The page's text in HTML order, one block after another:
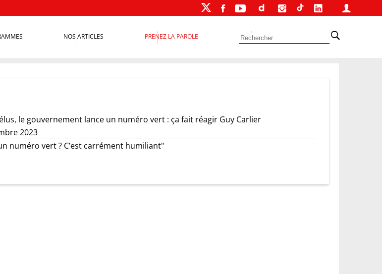
NOS ARTICLES PRENEZ LA PAROLE
le gouvernement lance un numéro vert : ça fait réagir Guy Carlier
2023
numéro vert ? C’est carrément humiliant"